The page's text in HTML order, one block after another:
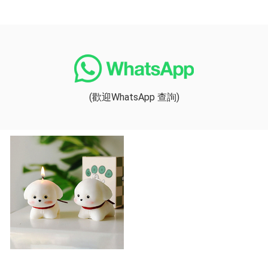
(歡迎WhatsApp 查詢)